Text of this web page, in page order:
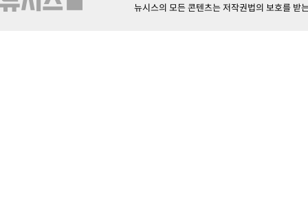
뉴시스의 모든 콘텐츠는 저작권법의 보호를